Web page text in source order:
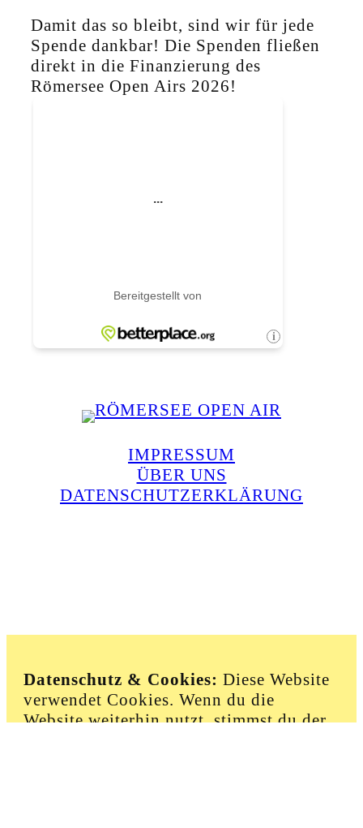
Damit das so bleibt, sind wir für jede
Spende dankbar! Die Spenden fließen
direkt in die Finanzierung des
Römersee Open Airs 2026!
IMPRESSUM
ÜBER UNS
DATENSCHUTZERKLÄRUNG
Datenschutz & Cookies: Diese Website
verwendet Cookies. Wenn du die
Website weiterhin nutzt, stimmst du der